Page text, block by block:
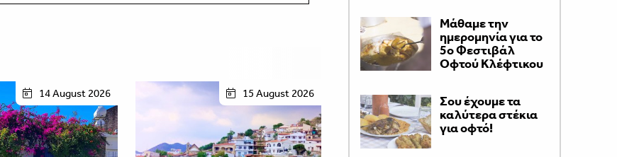
14 August 2026 15 August 2026
Μάθαμε την
ημερομηνία για το
5ο Φεστιβάλ
Οφτού Κλέφτικου
Σου έχουμε τα
καλύτερα στέκια
για οφτό!